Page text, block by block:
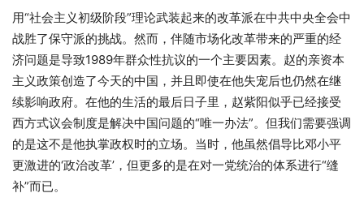
用“社会主义初级阶段”理论武装起来的改革派在中共中央全会中
战胜了保守派的挑战。然而，伴随市场化改革带来的严重的经
济问题是导致1989年群众性抗议的一个主要因素。赵的亲资本
主义政策创造了今天的中国，并且即使在他失宠后也仍然在继
续影响政府。在他的生活的最后日子里，赵紫阳似乎已经接受
西方式议会制度是解决中国问题的“唯一办法”。但我们需要强调
的是这不是他执掌政权时的立场。当时，他虽然倡导比邓小平
更激进的‘政治改革’，但更多的是在对一党统治的体系进行“缝
补”而已。